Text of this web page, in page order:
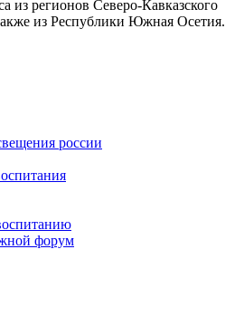
из регионов Северо-Кавказского
из Республики Южная Осетия.
россии
форум